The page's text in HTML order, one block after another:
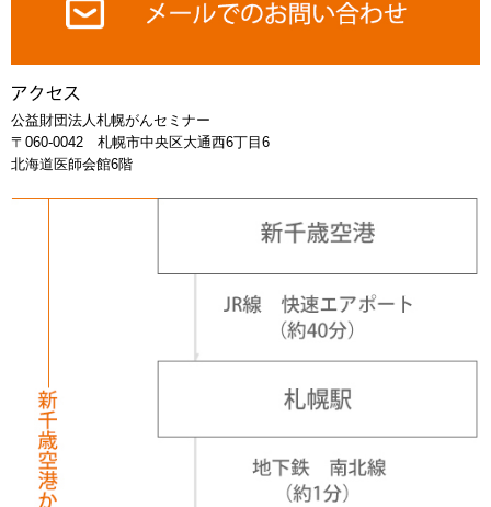
公益財団法人札幌がんセミナー
〒060-0042 札幌市中央区大通西6丁目6
北海道医師会館6階